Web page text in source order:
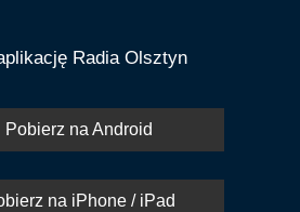
Radia Olsztyn
Pobierz na Android
na iPhone / iPad